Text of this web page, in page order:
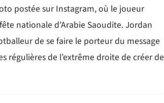
postée sur Instagram, où le joueur
nationale d’Arabie Saoudite. Jordan
de se faire le porteur du message
régulières de l’extrême droite de créer de